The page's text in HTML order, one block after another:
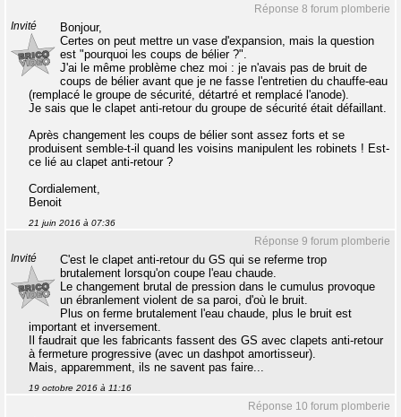
Réponse 8 forum plomberie
Invité
Bonjour,
Certes on peut mettre un vase d'expansion, mais la question
est "pourquoi les coups de bélier ?".
J'ai le même problème chez moi : je n'avais pas de bruit de
coups de bélier avant que je ne fasse l'entretien du chauffe-eau
(remplacé le groupe de sécurité, détartré et remplacé l'anode).
Je sais que le clapet anti-retour du groupe de sécurité était défaillant.
Après changement les coups de bélier sont assez forts et se
produisent semble-t-il quand les voisins manipulent les robinets ! Est-
ce lié au clapet anti-retour ?
Cordialement,
Benoit
21 juin 2016 à 07:36
Réponse 9 forum plomberie
Invité
C'est le clapet anti-retour du GS qui se referme trop
brutalement lorsqu'on coupe l'eau chaude.
Le changement brutal de pression dans le cumulus provoque
un ébranlement violent de sa paroi, d'où le bruit.
Plus on ferme brutalement l'eau chaude, plus le bruit est
important et inversement.
Il faudrait que les fabricants fassent des GS avec clapets anti-retour
à fermeture progressive (avec un dashpot amortisseur).
Mais, apparemment, ils ne savent pas faire...
19 octobre 2016 à 11:16
Réponse 10 forum plomberie